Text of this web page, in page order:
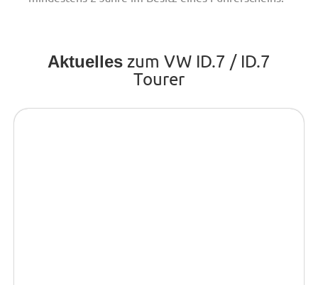
Aktuelles zum VW ID.7 / ID.7
Tourer